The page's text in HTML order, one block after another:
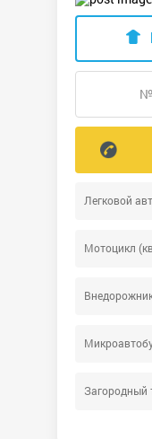
Легковой
Мотоцикл
Загородный
№